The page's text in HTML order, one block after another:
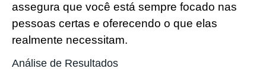
assegura que você está sempre focado nas
pessoas certas e oferecendo o que elas
realmente necessitam.
Análise de Resultados